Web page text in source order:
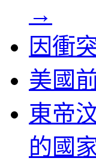
→
因衝
美國
東帝
的國